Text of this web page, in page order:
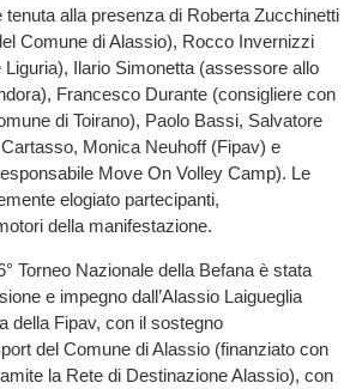
tenuta alla presenza di Roberta Zucchinetti
Comune di Alassio), Rocco Invernizzi
Ilario Simonetta (assessore allo
Francesco Durante (consigliere con
di Toirano), Paolo Bassi, Salvatore
Monica Neuhoff (Fipav) e
Move On Volley Camp). Le
elogiato partecipanti,
della manifestazione.
Torneo Nazionale della Befana è stata
e impegno dall’Alassio Laigueglia
della Fipav, con il sostegno
del Comune di Alassio (finanziato con
la Rete di Destinazione Alassio), con